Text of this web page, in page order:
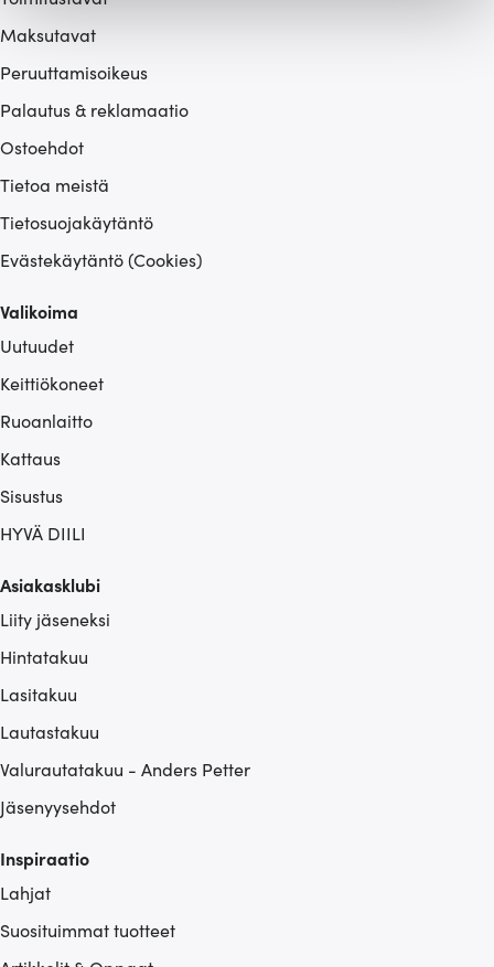
tukemiseen ja kävijämäärämme analysoimiseen. Lisäksi
jaamme sosiaalisen median, mainosalan ja analytiikka-
sivustoamme. Kumppanimme voivat yhdistää näitä
tietoja muihin tietoihin, joita olet antanut heille tai joita on
Maksutavat
Peruuttamisoikeus
Palautus & reklamaatio
Ostoehdot
Tietoa meistä
Tietosuojakäytäntö
Evästekäytäntö (Cookies)
Valikoima
Uutuudet
Keittiökoneet
Ruoanlaitto
Kattaus
Sisustus
HYVÄ DIILI
Asiakasklubi
Liity jäseneksi
Hintatakuu
Lasitakuu
Lautastakuu
Valurautatakuu - Anders Petter
Jäsenyysehdot
Inspiraatio
Lahjat
Suosituimmat tuotteet